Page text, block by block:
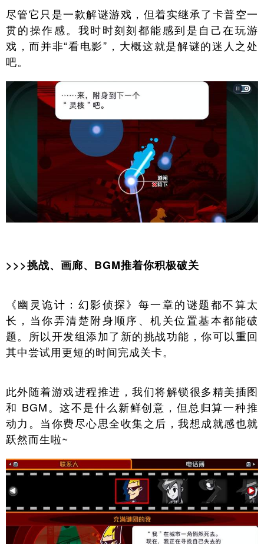
尽管它只是一款解谜游戏，但着实继承了卡普空一
贯的操作感。我时时刻刻都能感到是自己在玩游
戏，而并非“看电影”，大概这就是解谜的迷人之处
吧。
>>>挑战、画廊、BGM推着你积极破关
《幽灵诡计：幻影侦探》每一章的谜题都不算太
长，当你弄清楚附身顺序、机关位置基本都能破
题。所以开发组添加了新的挑战功能，你可以重回
其中尝试用更短的时间完成关卡。
此外随着游戏进程推进，我们将解锁很多精美插图
和 BGM。这不是什么新鲜创意，但总归算一种推
动力。当你费尽心思全收集之后，我想成就感也就
跃然而生啦~